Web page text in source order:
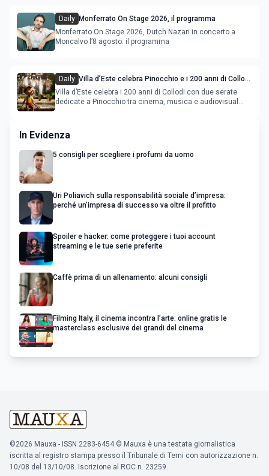
Daily Monferrato On Stage 2026, il programma
Monferrato On Stage 2026, Dutch Nazari in concerto a
Moncalvo l’8 agosto: il programma
Daily Villa d’Este celebra Pinocchio e i 200 anni di Collodi
con cinema, musica e audiovisual mapping
Villa d’Este celebra i 200 anni di Collodi con due serate
dedicate a Pinocchio tra cinema, musica e audiovisual
In Evidenza
5 consigli per scegliere i profumi da uomo
Uri Poliavich sulla responsabilità sociale d’impresa:
perché un’impresa di successo va oltre il profitto
Spoiler e hacker: come proteggere i tuoi account
streaming e le tue serie preferite
Caffè prima di un allenamento: alcuni consigli
Filming Italy, il cinema incontra l’arte: online gratis le
masterclass esclusive dei grandi del cinema
©2026 Mauxa - ISSN 2283-6454 © Mauxa è una testata giornalistica
iscritta al registro stampa presso il Tribunale di Terni con autorizzazione n.
10/08 del 13/10/08. Iscrizione al ROC n. 23259.